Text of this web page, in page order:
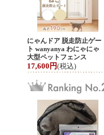
にゃんドア 脱走防止ゲー
ト wanyanya わにゃにゃ
大型ペットフェンス
17,600円(税込)